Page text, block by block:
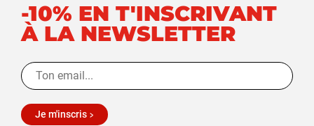
-10% EN T'INSCRIVANT
À LA NEWSLETTER
Je m'inscris